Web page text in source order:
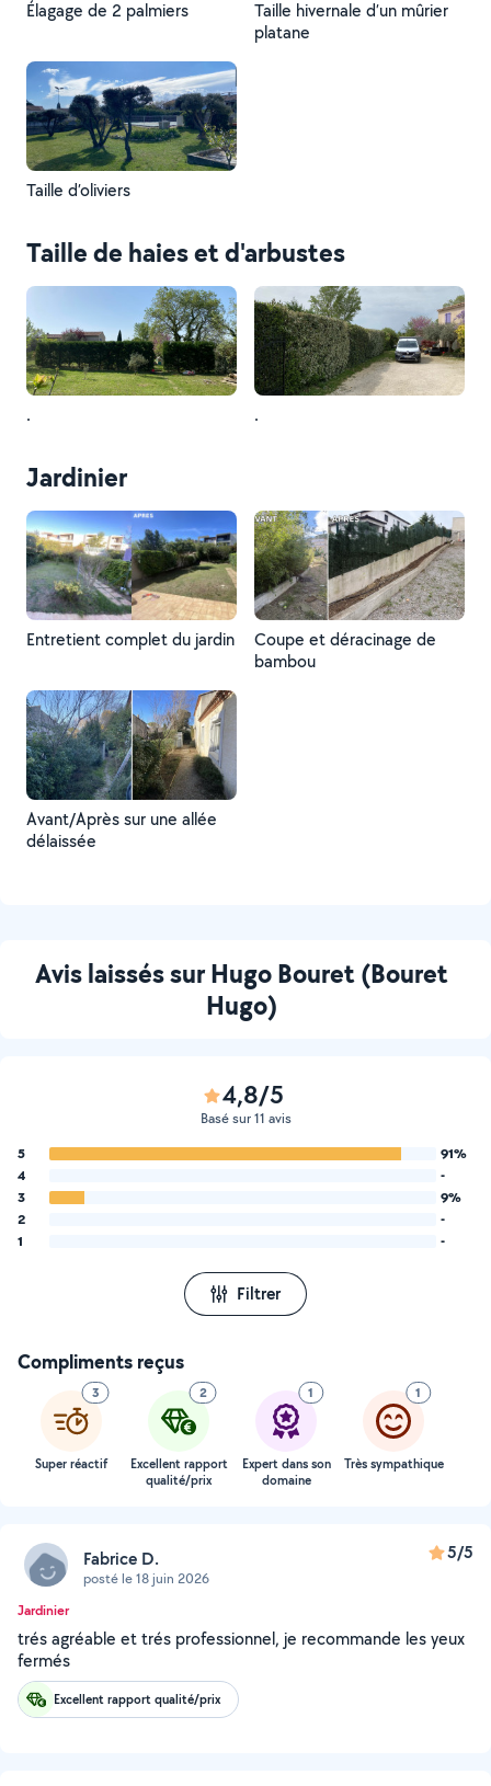
Élagage de 2 palmiers
Taille hivernale d’un mûrier
platane
Taille d’oliviers
Taille de haies et d'arbustes
. .
Jardinier
Entretient complet du jardin
Coupe et déracinage de
bambou
Avant/Après sur une allée
délaissée
Avis laissés sur Hugo Bouret (Bouret
Hugo)
4,8/5
Basé sur 11 avis
5
91%
4
-
3
9%
2
-
1
-
Filtrer
Compliments reçus
3
Super réactif
2
Excellent rapport
qualité/prix
1
Expert dans son
domaine
1
Très sympathique
Fabrice D.
posté le 18 juin 2026
5/5
Jardinier
trés agréable et trés professionnel, je recommande les yeux
fermés
Excellent rapport qualité/prix